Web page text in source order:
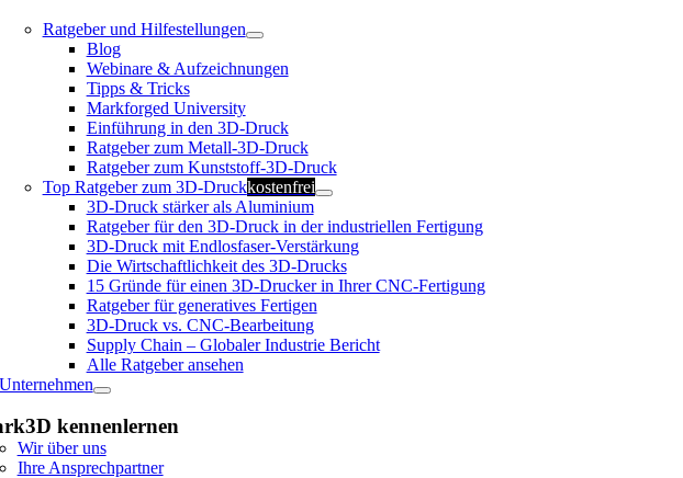
Ratgeber und Hilfestellungen
Blog
Webinare & Aufzeichnungen
Tipps & Tricks
Markforged University
Einführung in den 3D-Druck
Ratgeber zum Metall-3D-Druck
Ratgeber zum Kunststoff-3D-Druck
Top Ratgeber zum 3D-Druckkostenfrei
3D-Druck stärker als Aluminium
Ratgeber für den 3D-Druck in der industriellen Fertigung
3D-Druck mit Endlosfaser-Verstärkung
Die Wirtschaftlichkeit des 3D-Drucks
15 Gründe für einen 3D-Drucker in Ihrer CNC-Fertigung
Ratgeber für generatives Fertigen
3D-Druck vs. CNC-Bearbeitung
Supply Chain – Globaler Industrie Bericht
Alle Ratgeber ansehen
kennenlernen
Wir über uns
Ihre Ansprechpartner